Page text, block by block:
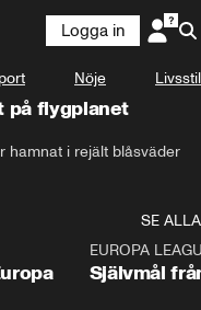
Logga in
Nöje Livsstil
på flygplanet
hamnat i rejält blåsväder
SE ALLA
EUROPA
Självmål